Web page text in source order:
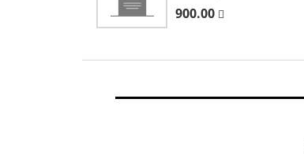
900.00